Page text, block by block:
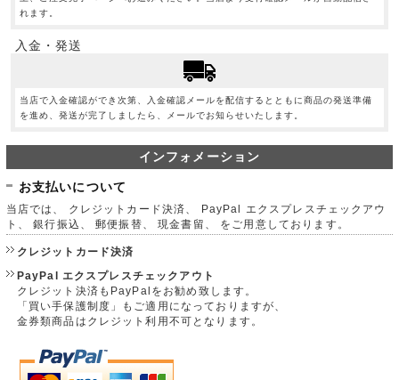
れます。
入金・発送
当店で入金確認ができ次第、入金確認メールを配信するとともに商品の発送準備
を進め、発送が完了しましたら、メールでお知らせいたします。
インフォメーション
お支払いについて
当店では、 クレジットカード決済、 PayPal エクスプレスチェックアウ
ト、 銀行振込、 郵便振替、 現金書留、 をご用意しております。
クレジットカード決済
PayPal エクスプレスチェックアウト
クレジット決済もPayPalをお勧め致します。
「買い手保護制度」もご適用になっておりますが、
金券類商品はクレジット利用不可となります。